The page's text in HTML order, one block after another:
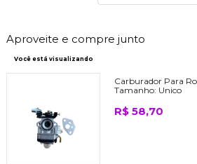
Aproveite e compre junto
Você está visualizando
Carburador Para
Tamanho: Unico
R$ 58,70